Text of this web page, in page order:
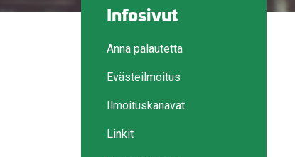
Infosivut
Anna palautetta
Evästeilmoitus
Ilmoituskanavat
Linkit